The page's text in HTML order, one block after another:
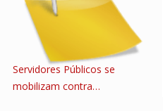
Servidores Públicos se
mobilizam contra…